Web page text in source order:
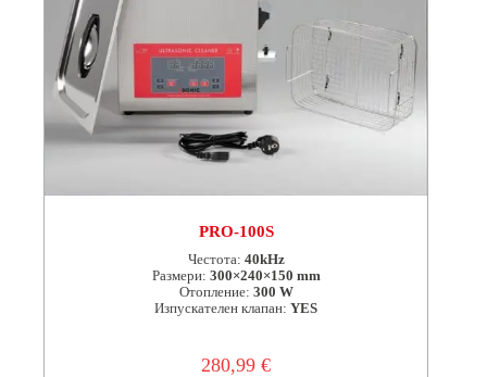
PRO-100S
Честота: 40kHz
Размери: 300×240×150 mm
Отопление: 300 W
Изпускателен клапан: YES
280,99€